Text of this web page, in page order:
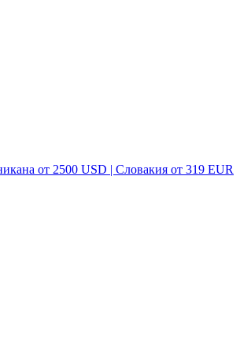
от 2500 USD | Словакия от 319 EUR